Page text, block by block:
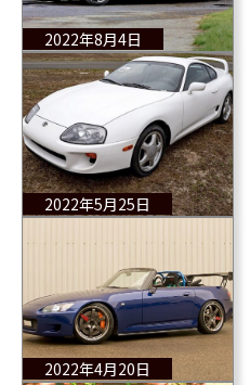
2022年8月4日
2022年5月25日
2022年4月20日